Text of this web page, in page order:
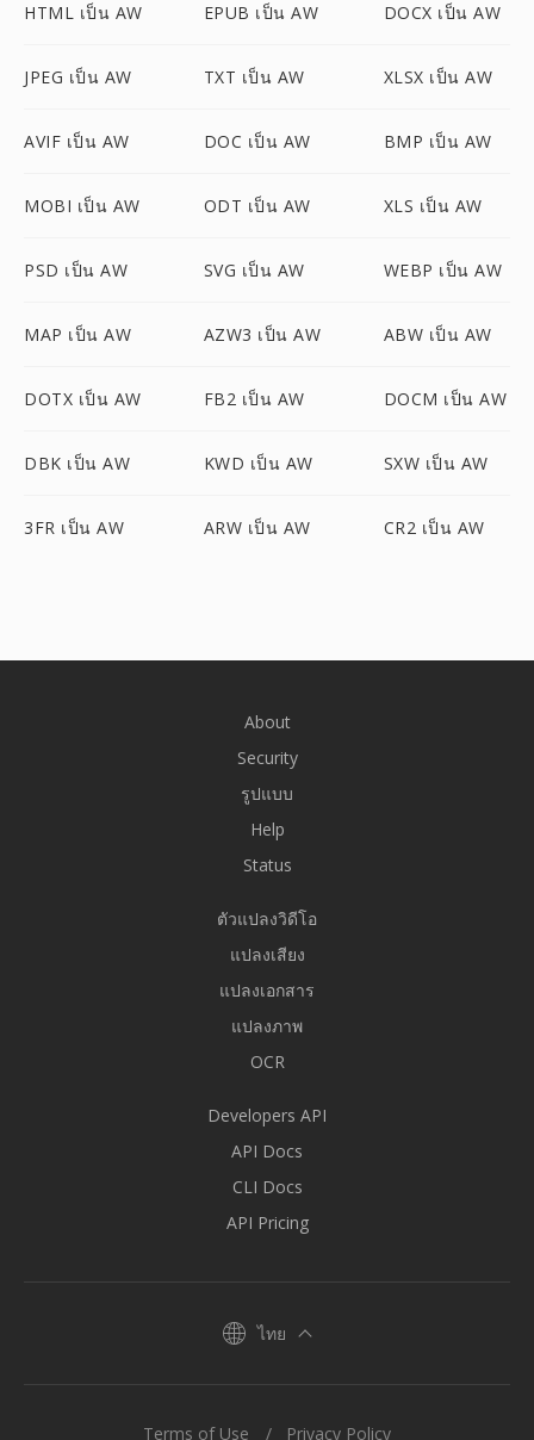
HTML เป็น AW EPUB เป็น AW DOCX เป็น AW
JPEG เป็น AW TXT เป็น AW XLSX เป็น AW
AVIF เป็น AW DOC เป็น AW BMP เป็น AW
MOBI เป็น AW ODT เป็น AW XLS เป็น AW
PSD เป็น AW SVG เป็น AW WEBP เป็น AW
MAP เป็น AW AZW3 เป็น AW ABW เป็น AW
DOTX เป็น AW FB2 เป็น AW DOCM เป็น AW
DBK เป็น AW KWD เป็น AW SXW เป็น AW
3FR เป็น AW ARW เป็น AW CR2 เป็น AW
About
Security
รูปแบบ
Help
Status
ตัวแปลงวิดีโอ
แปลงเสียง
แปลงเอกสาร
แปลงภาพ
OCR
Developers API
API Docs
CLI Docs
API Pricing
ไทย
Terms of Use Privacy Policy